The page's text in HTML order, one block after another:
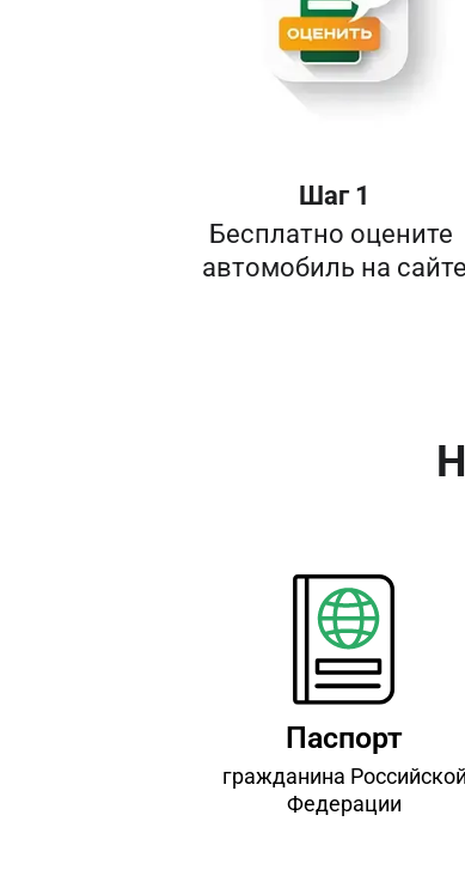
Шаг 1
Бесплатно оцените
Паспорт
гражданина Российской
Федерации